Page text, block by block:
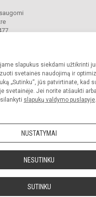
slapukus siekdami užtikrinti
svetainės naudojimą ir
„Sutinku“, jūs patvirtinate, kad
svetainėje. Jei norite atšaukti
slapukų valdymo puslapyje.
NUSTATYMAI
NESUTINKU
SUTINKU
Dainų progimnazija. Visos teisės
gimnazijos sutikimo griežtai
paraiška Slapukų politika
atnaujinti